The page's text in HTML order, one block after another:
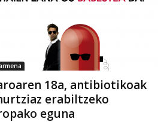
18a, antibiotikoak
erabiltzeko
eguna